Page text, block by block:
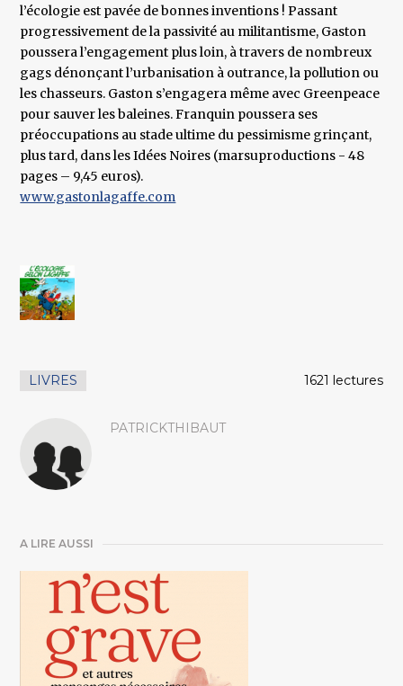
l’écologie est pavée de bonnes inventions ! Passant
progressivement de la passivité au militantisme, Gaston
poussera l’engagement plus loin, à travers de nombreux
gags dénonçant l’urbanisation à outrance, la pollution ou
les chasseurs. Gaston s’engagera même avec Greenpeace
pour sauver les baleines. Franquin poussera ses
préoccupations au stade ultime du pessimisme grinçant,
plus tard, dans les Idées Noires (marsuproductions - 48
pages – 9,45 euros).
www.gastonlagaffe.com
LIVRES 1621 lectures
PATRICKTHIBAUT
A LIRE AUSSI